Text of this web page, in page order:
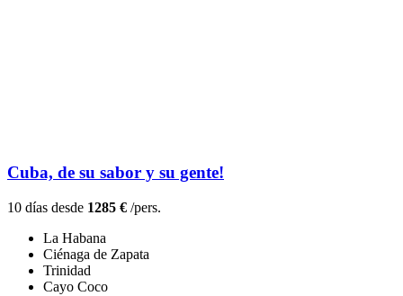
Cuba, de su sabor y su gente!
10 días desde 1285 € /pers.
La Habana
Ciénaga de Zapata
Trinidad
Cayo Coco